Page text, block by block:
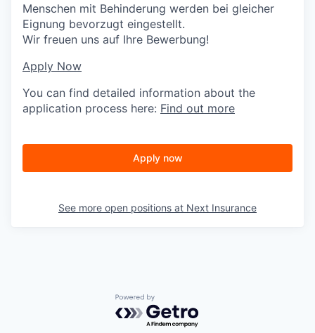
Menschen mit Behinderung werden bei gleicher
Eignung bevorzugt eingestellt.
Wir freuen uns auf Ihre Bewerbung!
Apply Now
You can find detailed information about the
application process here: Find out more
Apply now
See more open positions at Next Insurance
Powered by Getro.com